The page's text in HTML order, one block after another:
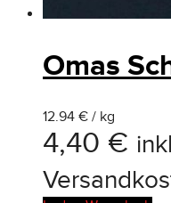
Omas
12.94 € / kg
4,40 €